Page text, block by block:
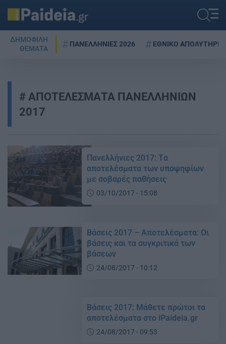
ΔΗΜΟΦΙΛΗ
ΘΕΜΑΤΑ
ΠΑΝΕΛΛΗΝΙΕΣ 2026 ΕΘΝΙΚΟ ΑΠΟΛΥΤΗΡΙΟ
ΑΠΟΤΕΛΕΣΜΑΤΑ ΠΑΝΕΛΛΗΝΙΩΝ
2017
Πανελλήνιες 2017: Tα
αποτελέσματα των υποψηφίων
με σοβαρές παθήσεις
03/10/2017 - 15:08
Βάσεις 2017 – Αποτελέσματα: Οι
βάσεις και τα συγκριτικά των
βάσεων
24/08/2017 - 10:12
Βάσεις 2017: Μάθετε πρώτοι τα
αποτελέσματα στο iPaideia.gr
24/08/2017 - 09:53